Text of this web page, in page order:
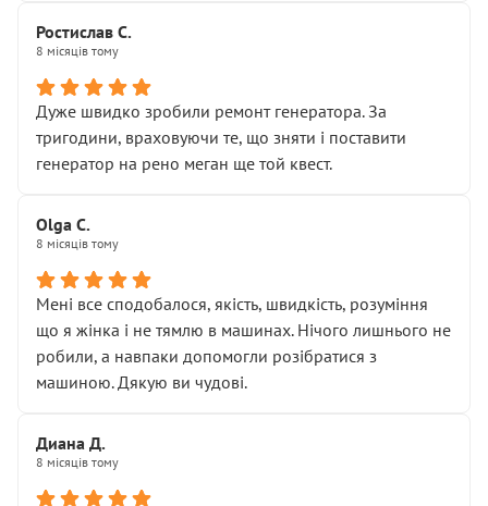
Хотілося б більше:
• належної уваги до авто
• прозорості в роботах і рахунках
• реальної діагностики, а не формального
“подивились і поїхав”
На жаль, складається враження, що сервіс працює не
Стосовно комунікації - все добре
звертатися до цього автосервісу.
Ростислав С.
8 місяців тому
Дуже швидко зробили ремонт генератора. За
тригодини, враховуючи те, що зняти і поставити
генератор на рено меган ще той квест.
Olga С.
8 місяців тому
Мені все сподобалося, якість, швидкість, розуміння
що я жінка і не тямлю в машинах. Нічого лишнього не
робили, а навпаки допомогли розібратися з
машиною. Дякую ви чудові.
Диана Д.
8 місяців тому